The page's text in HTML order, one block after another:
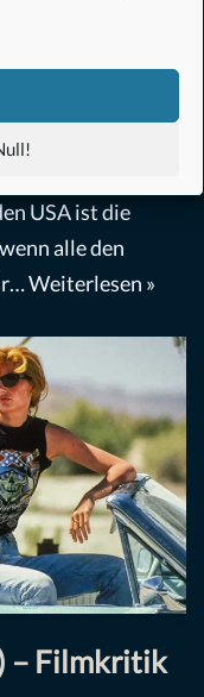
16. Juli 2024
USA ist die
alle den
Weiterlesen »
– Filmkritik